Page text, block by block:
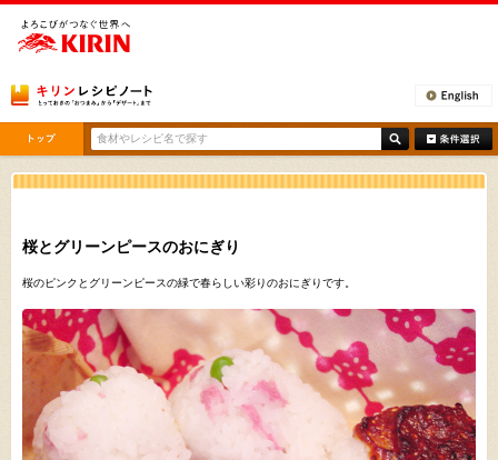
桜とグリーンピースのおにぎり
桜のピンクとグリーンピースの緑で春らしい彩りのおにぎりです。